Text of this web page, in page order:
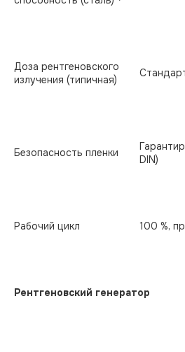
Доза рентгеновского
излучения (типичная)
Безопасность пленки
DIN)
Рабочий цикл 100 %,
Рентгеновский генератор